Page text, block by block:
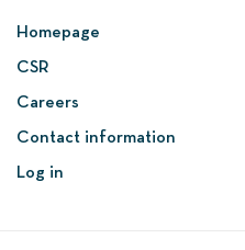
Homepage
CSR
Careers
Contact information
Log in